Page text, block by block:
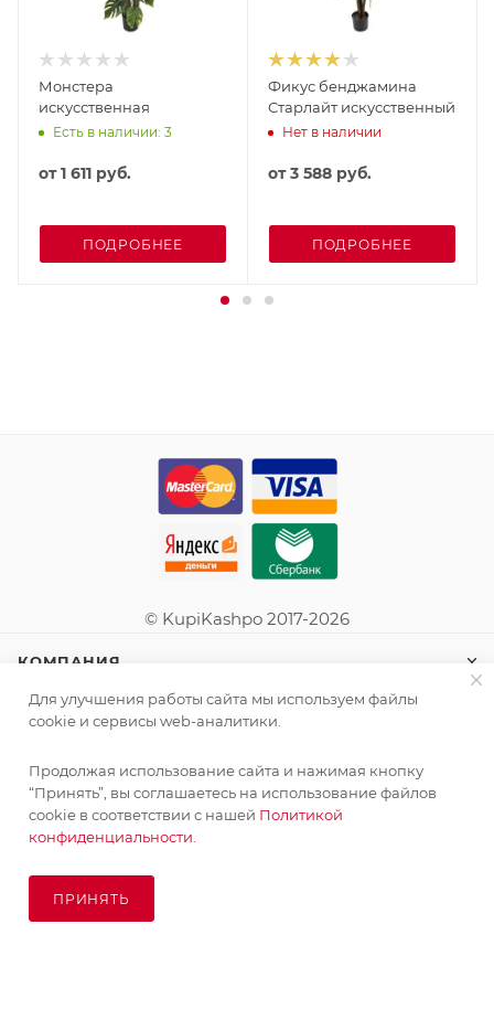
Монстера
искусственная
Есть в наличии: 3
от1 611 руб.
ПОДРОБНЕЕ
Фикус бенджамина
Старлайт искусственный
Нет в наличии
от3 588 руб.
ПОДРОБНЕЕ
© KupiKashpo 2017-2026
КОМПАНИЯ
ИНФОРМАЦИЯ
ПОМОЩЬ
ПОДПИСАТЬСЯ НА РАССЫЛКУ
Для улучшения работы сайта мы используем файлы
cookie и сервисы web-аналитики.
Продолжая использование сайта и нажимая кнопку
“Принять”, вы соглашаетесь на использование файлов
cookie в соответствии с нашей Политикой
конфиденциальности.
ПРИНЯТЬ